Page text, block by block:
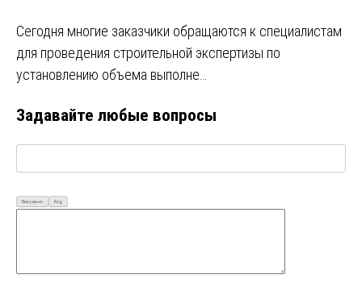
Сегодня многие заказчики обращаются к специалистам
для проведения строительной экспертизы по
установлению объема выполне…
Задавайте любые вопросы
Визуально Код